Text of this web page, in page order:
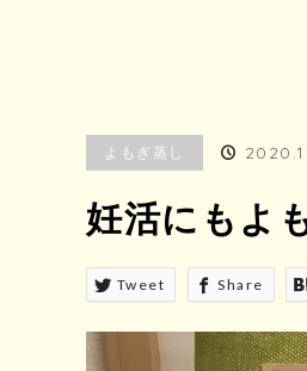
よもぎ蒸し
妊活にもよ
Tweet Share